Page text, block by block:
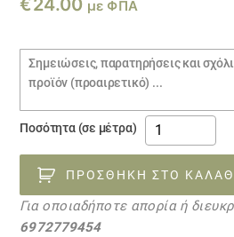
€24.00 με ΦΠΑ
Σημειώσεις
παραγγελίας
Ποσότητα (σε μέτρα)
ύφασμα
επίπλωσης
Feixa
31030007
ποσότητα
ΠΡΟΣΘΉΚΗ ΣΤΟ
Για οποιαδήποτε απορία ή
6972779454